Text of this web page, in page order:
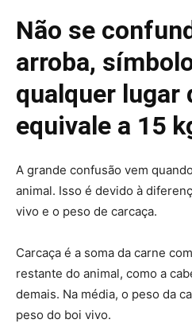
Não se
arroba,
qualquer lugar
equivale a 15
A grande confusão vem
animal. Isso é devido à
vivo e o peso de carcaça.
Carcaça é a soma da carne
restante do animal, como a
demais. Na média, o peso da
peso do boi vivo.